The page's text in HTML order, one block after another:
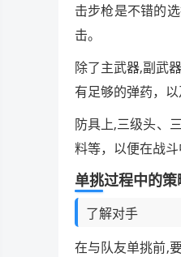
击步枪是不错的
击。
除了主武器,副武
有足够的弹药，
防具上,三级头、
料等，以便在战斗
单挑过程中的策
了解对手
在与队友单挑前,